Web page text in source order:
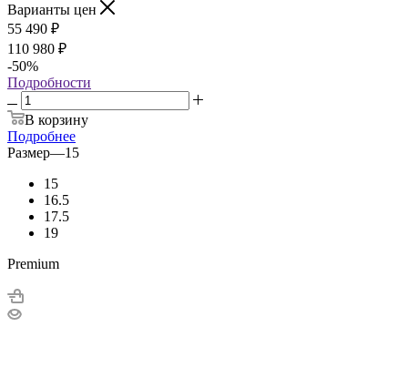
Варианты цен
55 490 ₽
110 980 ₽
-50%
Подробности
В корзину
Подробнее
Размер—15
15
16.5
17.5
19
Premium